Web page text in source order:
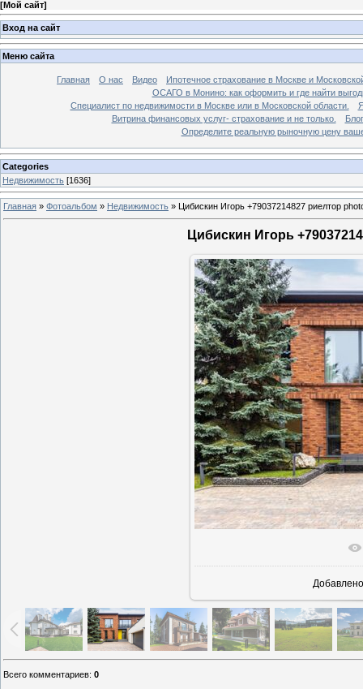
[Мой сайт]
Вход на сайт
Меню сайта
Главная О нас Видео
Ипотечное страхование в Москве и
ОСАГО в Монино: как оформить и где найти
Специалист по недвижимости в Москве или в Московской области.
Витрина финансовых услуг- страхование и не только.
Блог
Определите реальную рыночную цену
Categories
Недвижимость [1636]
Главная » Фотоальбом » Недвижимость » Цибискин Игорь +79037214827 риелтор
Цибискин Игорь
В
Добавлено
Всего комментариев: 0